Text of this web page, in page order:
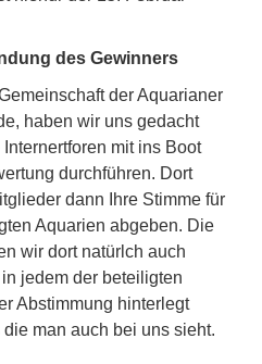
des Gewinners
der Aquarianer
haben wir uns gedacht
mit ins Boot
durchführen. Dort
dann Ihre Stimme für
Aquarien abgeben. Die
wir dort natürlch auch
jedem der beteiligten
Abstimmung hinterlegt
man auch bei uns sieht.